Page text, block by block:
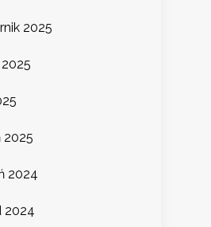
2025
2024
2024